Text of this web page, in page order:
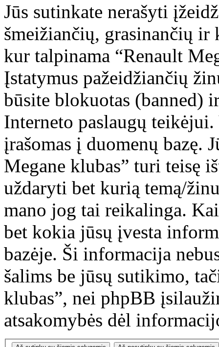
Jūs sutinkate nerašyti
šmeižiančių, grasinančių
kur talpinama “Renault
Įstatymus pažeidžiančių
būsite blokuotas (banned)
Interneto paslaugų
įrašomas į duomenų bazę.
Megane klubas” turi teisę
uždaryti bet kurią temą/
mano jog tai reikalinga.
bet kokia jūsų įvesta
bazėje. Ši informacija
šalims be jūsų sutikimo,
klubas”, nei phpBB
atsakomybės dėl